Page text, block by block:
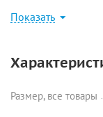
Размер 98:
длина 26,5/6,5 см;
длина 28/7 см.
Показать
Размер, все товары